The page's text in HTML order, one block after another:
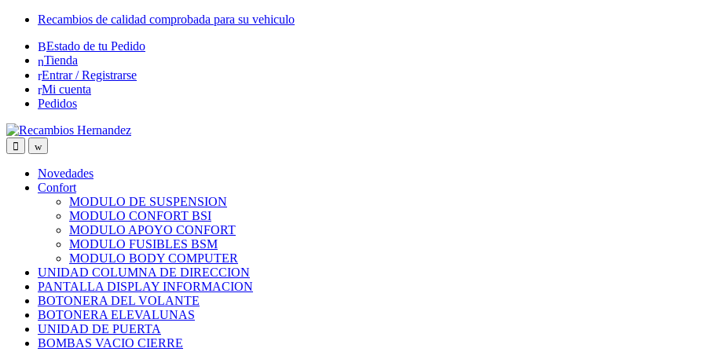
Skip
navigation
Skip
content
Recambios de calidad comprobada para su vehiculo
Estado de tu Pedido
Tienda
Entrar / Registrarse
Mi cuenta
Pedidos
OpenClose
Novedades
Confort
MODULO DE SUSPENSION
MODULO CONFORT BSI
MODULO APOYO CONFORT
MODULO FUSIBLES BSM
MODULO BODY COMPUTER
UNIDAD COLUMNA DE DIRECCION
PANTALLA DISPLAY INFORMACION
BOTONERA DEL VOLANTE
BOTONERA ELEVALUNAS
UNIDAD DE PUERTA
BOMBAS VACIO CIERRE